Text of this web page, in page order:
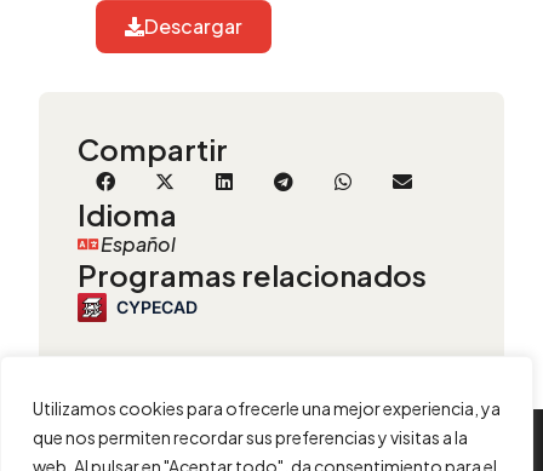
Utilizamos cookies para ofrecerle una mejor experiencia, ya
que nos permiten recordar sus preferencias y visitas a la
web. Al pulsar en "Aceptar todo", da consentimiento para el
Compartir
Idioma
Español
Programas relacionados
CYPECAD
Descargar
INFORMACIÓN